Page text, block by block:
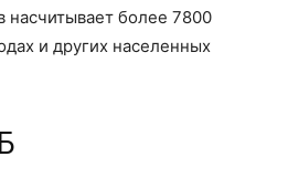
насчитывает более 7800
и других населенных